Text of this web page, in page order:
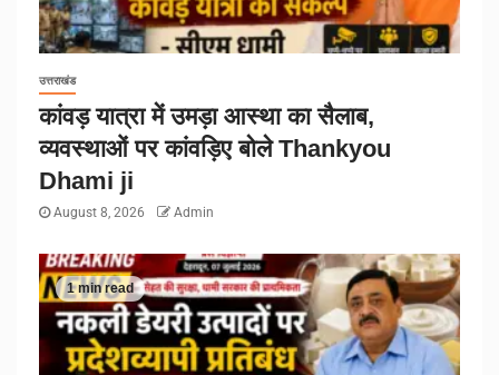
उत्तराखंड
कांवड़ यात्रा में उमड़ा आस्था का सैलाब,
व्यवस्थाओं पर कांवड़िए बोले Thankyou
Dhami ji
August 8, 2026 Admin
1 min read